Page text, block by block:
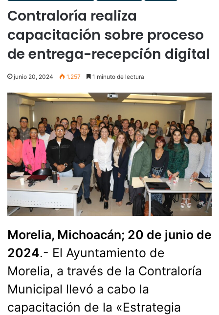
Contraloría realiza
capacitación sobre proceso
de entrega-recepción digital
junio 20, 2024 1.257 1 minuto de lectura
Morelia, Michoacán; 20 de junio de
2024.- El Ayuntamiento de
Morelia, a través de la Contraloría
Municipal llevó a cabo la
capacitación de la «Estrategia